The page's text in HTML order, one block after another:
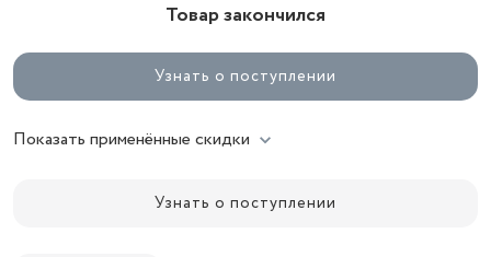
Товар закончился
Узнать о поступлении
Показать применённые скидки
Узнать о поступлении